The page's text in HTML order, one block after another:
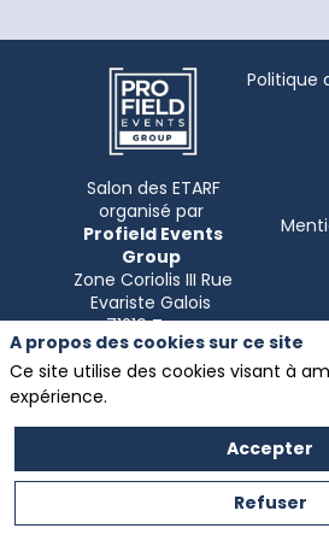
Salon des ETARF
organisé par
Profield Events
Group
Zone Coriolis III Rue
Evariste Galois
Politique
A propos des cookies sur ce site
Ce site utilise des cookies visant à
expérience.
Accepter
Refuser